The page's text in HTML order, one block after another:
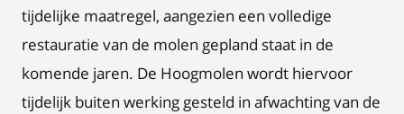
tijdelijke maatregel, aangezien een volledige
restauratie van de molen gepland staat in de
komende jaren. De Hoogmolen wordt hiervoor
tijdelijk buiten werking gesteld in afwachting van de